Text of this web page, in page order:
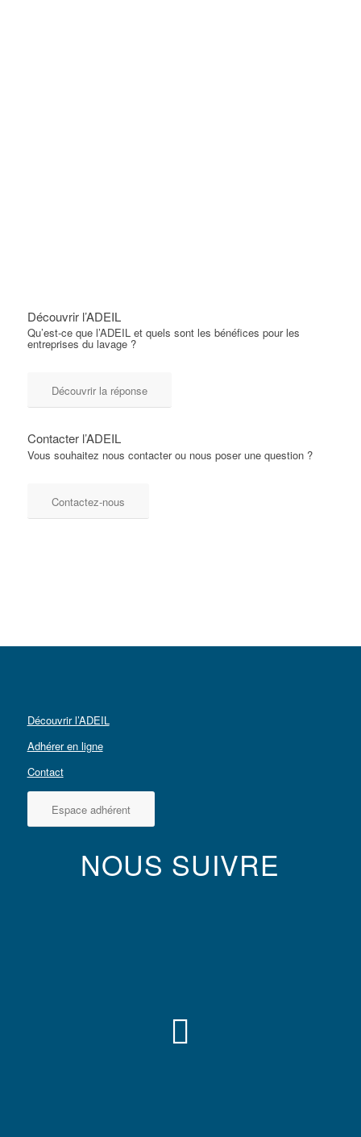
Découvrir l’ADEIL
Qu’est-ce que l’ADEIL et quels sont les bénéfices pour les
entreprises du lavage ?
Découvrir la réponse
Contacter l’ADEIL
Vous souhaitez nous contacter ou nous poser une question ?
Contactez-nous
Découvrir l’ADEIL
Adhérer en ligne
Contact
Espace adhérent
NOUS SUIVRE